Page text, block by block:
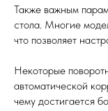
Также важным
стола. Многие
что позволяет
Некоторые
автоматической
чему достигается